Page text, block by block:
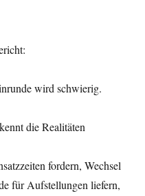
wird schwierig.
die Realitäten
fordern, Wechsel
für Aufstellungen liefern,